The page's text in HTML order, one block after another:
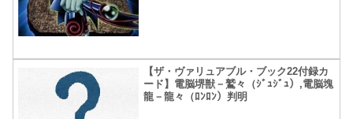
【ザ・ヴァリュアブル・ブック22付録カ
ード】電脳堺獣－鷲々（ｼﾞｭｼﾞｭ）,電脳塊
龍－龍々（ﾛﾝﾛﾝ）判明